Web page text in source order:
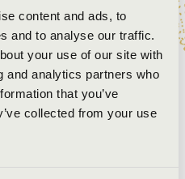
content and ads, to
and to analyse our traffic.
your use of our site with
and analytics partners who
that you’ve
collected from your use